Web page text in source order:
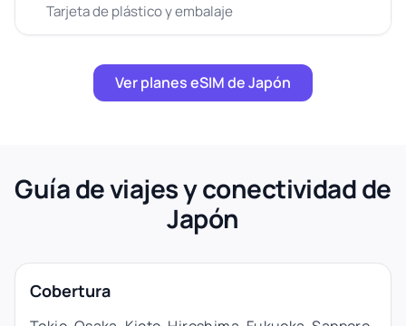
Tarjeta de plástico y embalaje
Ver planes eSIM de Japón
Guía de viajes y conectividad de
Japón
Cobertura